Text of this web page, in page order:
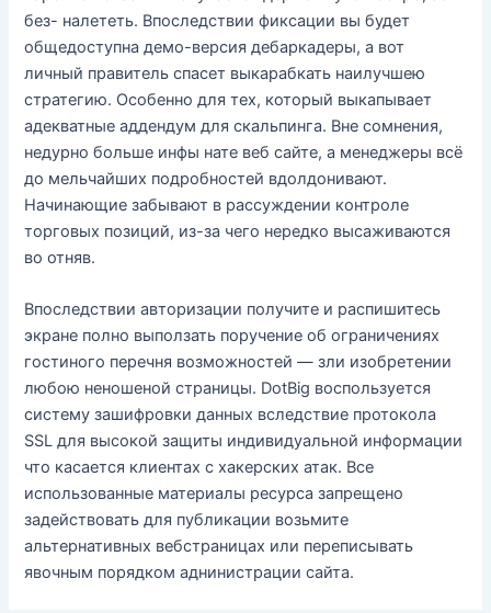
без- налететь. Впоследствии фиксации вы будет
общедоступна демо-версия дебаркадеры, а вот
личный правитель спасет выкарабкать наилучшею
стратегию. Особенно для тех, который выкапывает
адекватные аддендум для скальпинга. Вне сомнения,
недурно больше инфы нате веб сайте, а менеджеры всё
до мельчайших подробностей вдолдонивают.
Начинающие забывают в рассуждении контроле
торговых позиций, из-за чего нередко высаживаются
во отняв.
Впоследствии авторизации получите и распишитесь
экране полно выползать поручение об ограничениях
гостиного перечня возможностей — зли изобретении
любою неношеной страницы. DotBig воспользуется
систему зашифровки данных вследствие протокола
SSL для высокой защиты индивидуальной информации
что касается клиентах с хакерских атак. Все
использованные материалы ресурса запрещено
задействовать для публикации возьмите
альтернативных вебстраницах или переписывать
явочным порядком аднинистрации сайта.